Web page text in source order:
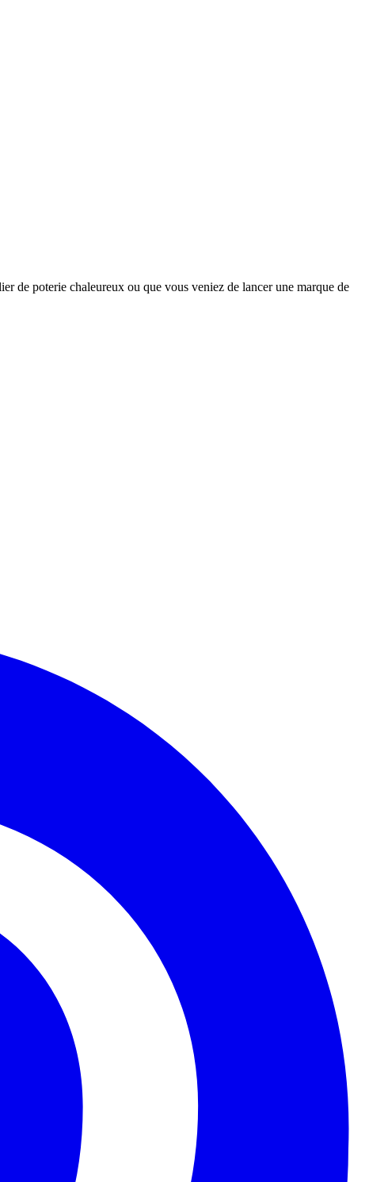
de poterie chaleureux ou que vous veniez de lancer une marque de